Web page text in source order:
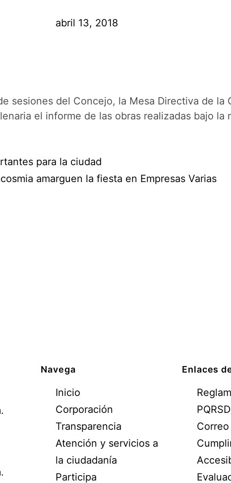
abril 13, 2018
sesiones del Concejo, la Mesa Directiva de la
el informe de las obras realizadas bajo la
para la ciudad
amarguen la fiesta en Empresas Varias
Navega
Inicio
Corporación
Transparencia
Atención y servicios a
la ciudadanía
Participa
Enlaces
PQRSD